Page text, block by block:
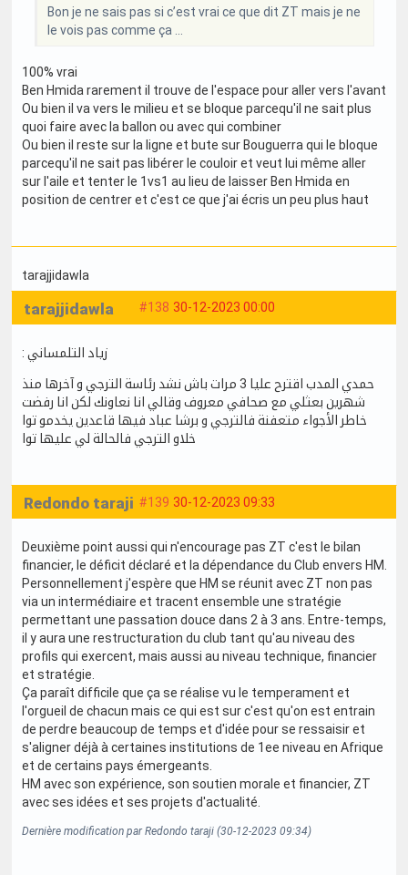
Bon je ne sais pas si c’est vrai ce que dit ZT mais je ne
le vois pas comme ça …
100% vrai
Ben Hmida rarement il trouve de l'espace pour aller vers l'avant
Ou bien il va vers le milieu et se bloque parcequ'il ne sait plus
quoi faire avec la ballon ou avec qui combiner
Ou bien il reste sur la ligne et bute sur Bouguerra qui le bloque
parcequ'il ne sait pas libérer le couloir et veut lui même aller
sur l'aile et tenter le 1vs1 au lieu de laisser Ben Hmida en
position de centrer et c'est ce que j'ai écris un peu plus haut
tarajjidawla
#138 30-12-2023 00:00
tarajjidawla
: زياد التلمساني
حمدي المدب اقترح عليا 3 مرات باش نشد رئاسة الترجي و آخرها منذ
شهرين بعثلي مع صحافي معروف وقالي انا نعاونك لكن انا رفضت
خاطر الأجواء متعفنة فالترجي و برشا عباد فيها قاعدين يخدمو توا
خلاو الترجي فالحالة لي عليها توا
#139 30-12-2023 09:33
Redondo taraji
Deuxième point aussi qui n'encourage pas ZT c'est le bilan
financier, le déficit déclaré et la dépendance du Club envers HM.
Personnellement j'espère que HM se réunit avec ZT non pas
via un intermédiaire et tracent ensemble une stratégie
permettant une passation douce dans 2 à 3 ans. Entre-temps,
il y aura une restructuration du club tant qu'au niveau des
profils qui exercent, mais aussi au niveau technique, financier
et stratégie.
Ça paraît difficile que ça se réalise vu le temperament et
l'orgueil de chacun mais ce qui est sur c'est qu'on est entrain
de perdre beaucoup de temps et d'idée pour se ressaisir et
s'aligner déjà à certaines institutions de 1ee niveau en Afrique
et de certains pays émergeants.
HM avec son expérience, son soutien morale et financier, ZT
avec ses idées et ses projets d'actualité.
Dernière modification par Redondo taraji (30-12-2023 09:34)